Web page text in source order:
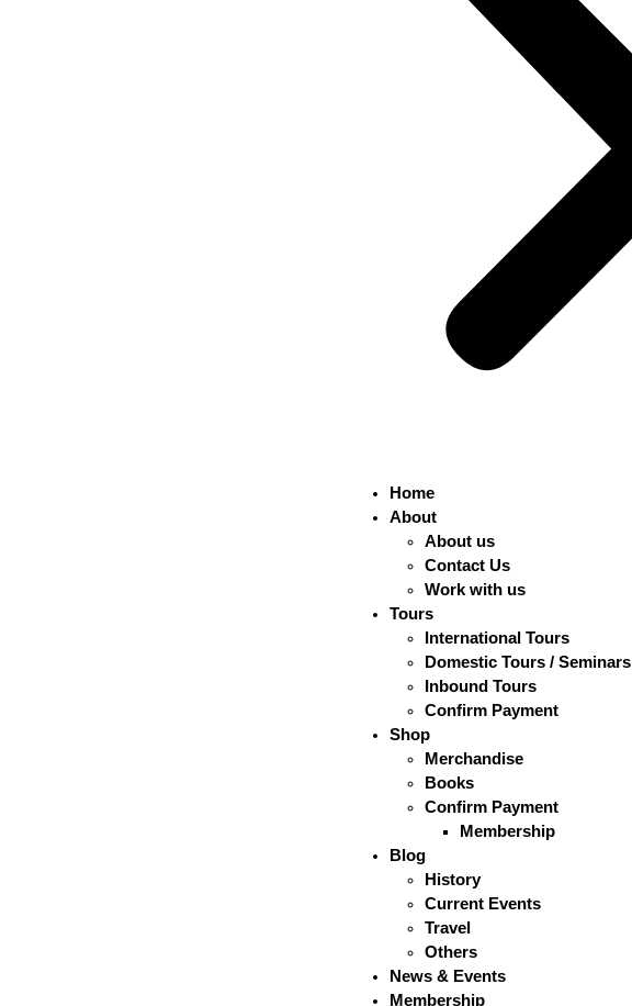
Home
About
About us
Contact Us
Work with us
Tours
International Tours
Domestic Tours / Seminars
Inbound Tours
Confirm Payment
Shop
Merchandise
Books
Confirm Payment
Membership
Blog
History
Current Events
Travel
Others
News & Events
Membership